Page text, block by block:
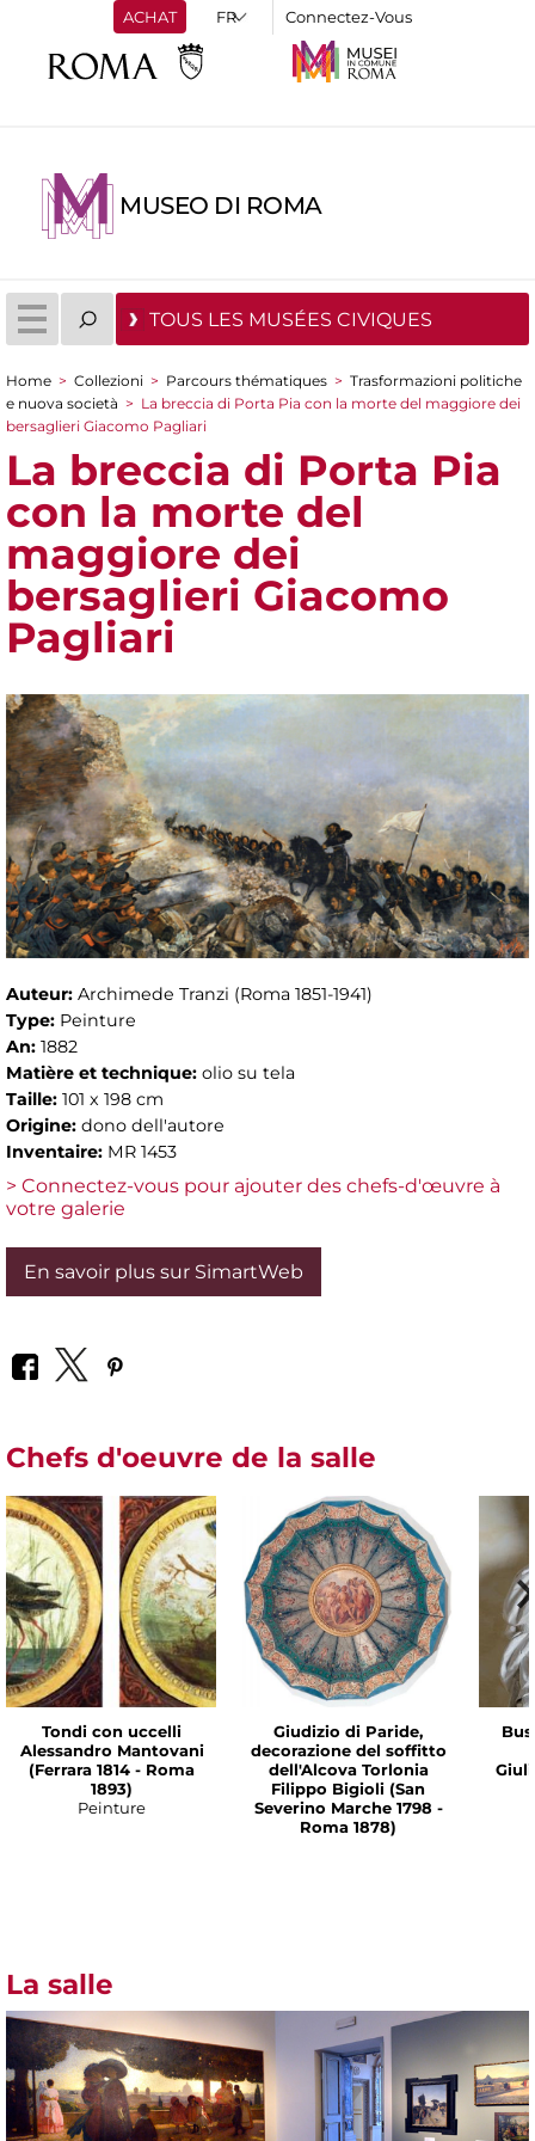
ACHAT Connectez-Vous
MUSEO DI ROMA
TOUS LES MUSÉES CIVIQUES
You are here
Home > Collezioni > Parcours thématiques > Trasformazioni politiche
e nuova società > La breccia di Porta Pia con la morte del maggiore dei
bersaglieri Giacomo Pagliari
La breccia di Porta Pia
con la morte del
maggiore dei
bersaglieri Giacomo
Pagliari
Auteur: Archimede Tranzi (Roma 1851-1941)
Type: Peinture
An: 1882
Matière et technique: olio su tela
Taille: 101 x 198 cm
Origine: dono dell'autore
Inventaire: MR 1453
> Connectez-vous pour ajouter des chefs-d'œuvre à
votre galerie
En savoir plus sur SimartWeb
Chefs d'oeuvre de la salle
Tondi con uccelli
Alessandro Mantovani
(Ferrara 1814 - Roma
1893)
Peinture
Giudizio di Paride,
decorazione del soffitto
dell'Alcova Torlonia
Filippo Bigioli (San
Severino Marche 1798 -
Roma 1878)
La salle